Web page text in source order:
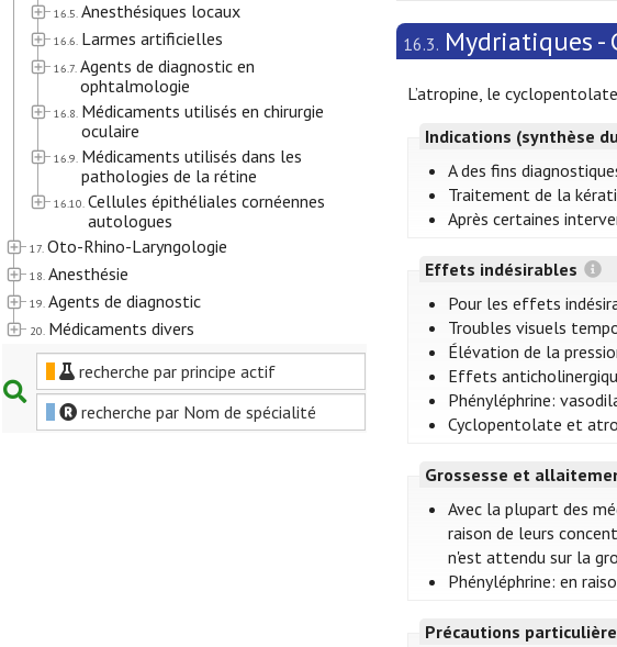
16.5. Anesthésiques locaux
16.6. Larmes artificielles
16.7. Agents de diagnostic en
ophtalmologie
16.8. Médicaments utilisés en chirurgie
oculaire
16.9. Médicaments utilisés dans les
pathologies de la rétine
16.10. Cellules épithéliales cornéennes
autologues
17. Oto-Rhino-Laryngologie
18. Anesthésie
19. Agents de diagnostic
20. Médicaments divers
recherche par principe actif
recherche par Nom de spécialité
16.3. Mydriatiques -
L’atropine, le
Indications (synthèse du
A des fins
Traitement de la
Après certaines
Effets indésirables
Pour les effets
Troubles visuels
Élévation de la
Effets
Phényléphrine:
Cyclopentolate et
Grossesse et
Avec la plupart des
raison de leurs
n'est attendu sur la
Phényléphrine: en
Précautions